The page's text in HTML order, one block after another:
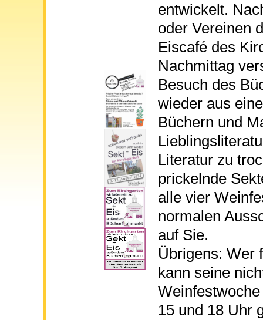
entwickelt.
oder Vereinen
Eiscafé des
Nachmittag
Besuch des
wieder aus
Büchern und
Literatur zu
prickelnde
alle vier
normalen
auf Sie.
Übrigens: Wer
kann seine
15 und 18 Uhr